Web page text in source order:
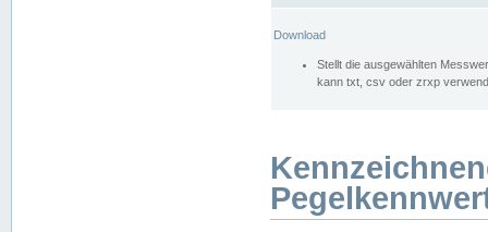
Download
Stellt die ausgewählten
kann txt, csv oder zrxp